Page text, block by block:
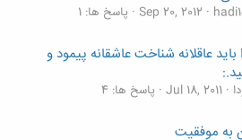
Sep 20, 2012 پاسخ ها: 1
عاقلانه شناخت عاشقانه پیمود و
Jul 18, 2011 پاسخ ها: 4
به موفقیت